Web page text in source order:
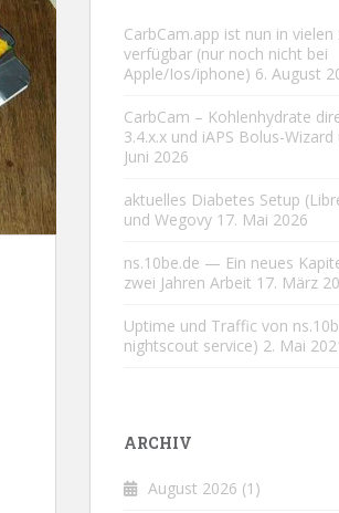
CarbCam.app ist nun in vielen
verfügbar (nur noch nicht bei
Apple/Ios/iphone) 6. August
CarbCam – Kohlenhydrate
3.4.x.x und iAPS Bolus-
Juni 2026
aktuelles Diabetes Setup
und Wegovy 17. Mai 2026
ns.10be.de — Ein neues
zwei Jahren Arbeit 17. März
Uptime und Traffic von
nightscout service) 2. Mai
ARCHIV
August 2026 (1)